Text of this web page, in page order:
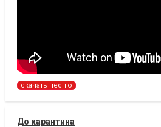
скачать песню
До карантина